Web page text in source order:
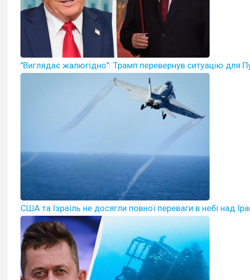
"Виглядає жалюгідно": Трамп перевернув ситуацію для
США та Ізраїль не досягли повної переваги в небі над